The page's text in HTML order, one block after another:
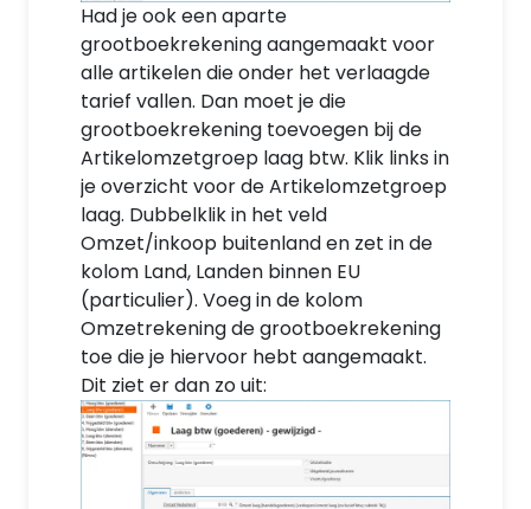
Had je ook een aparte
grootboekrekening aangemaakt voor
alle artikelen die onder het verlaagde
tarief vallen. Dan moet je die
grootboekrekening toevoegen bij de
Artikelomzetgroep laag btw. Klik links in
je overzicht voor de Artikelomzetgroep
laag. Dubbelklik in het veld
Omzet/inkoop buitenland en zet in de
kolom Land, Landen binnen EU
(particulier). Voeg in de kolom
Omzetrekening de grootboekrekening
toe die je hiervoor hebt aangemaakt.
Dit ziet er dan zo uit: